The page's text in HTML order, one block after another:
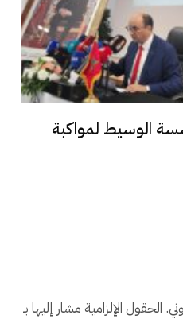
الوسيط لمواكبة
الحقول الإلزامية مشار إليها بـ